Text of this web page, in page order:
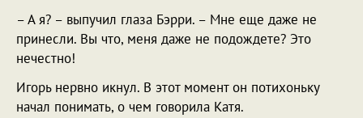
– А я? – выпучил глаза Бэрри. – Мне еще даже не
принесли. Вы что, меня даже не подождете? Это
нечестно!
Игорь нервно икнул. В этот момент он потихоньку
начал понимать, о чем говорила Катя.